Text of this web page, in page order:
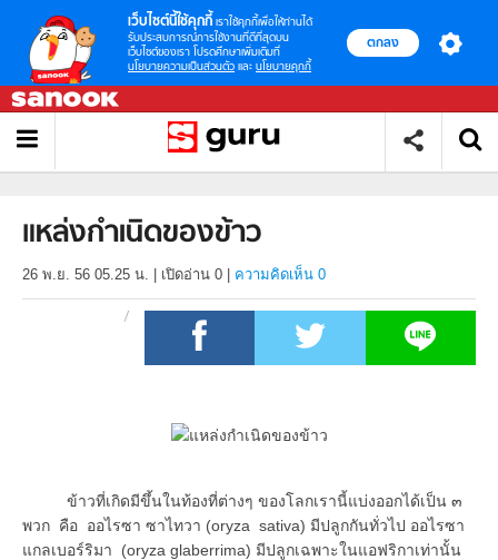
เว็บไซต์นี้ใช้คุกกี้ เราใช้คุกกี้เพื่อให้ท่านได้
รับประสบการณ์การใช้งานที่ดีที่สุดบน
เว็บไซต์ของเรา โปรดศึกษาเพิ่มเติมที่
นโยบายความเป็นส่วนตัว และ นโยบายคุกกี้
ตกลง
แหล่งกำเนิดของข้าว
26 พ.ย. 56 05.25 น. เปิดอ่าน 0 ความคิดเห็น 0
ข้าวที่เกิดมีขึ้นในท้องที่ต่างๆ ของโลกเรานี้แบ่งออกได้เป็น ๓
พวก คือ ออไรซา ซาไทวา (oryza sativa) มีปลูกกันทั่วไป ออไรซา
แกลเบอร์ริมา (oryza glaberrima) มีปลูกเฉพาะในแอฟริกาเท่านั้น